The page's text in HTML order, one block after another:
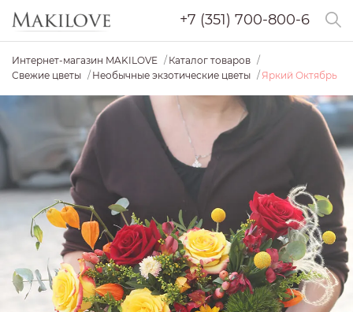
+7 (351) 700-800-6
Интернет-магазин MAKILOVE
Каталог товаров
Свежие цветы
Необычные экзотические цветы Яркий Октябрь